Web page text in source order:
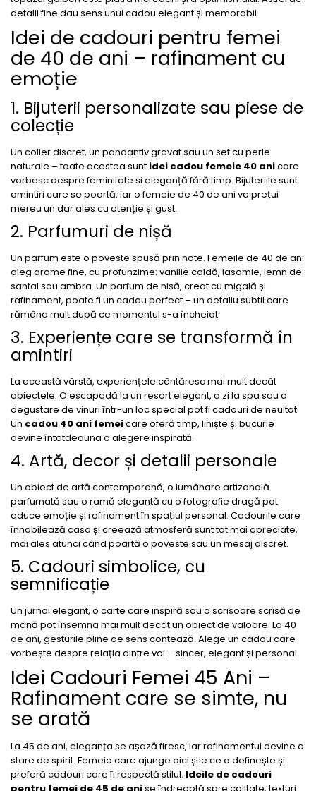
detalii fine dau sens unui cadou elegant și memorabil.
Idei de cadouri pentru femei
de 40 de ani – rafinament cu
emoție
1. Bijuterii personalizate sau piese de
colecție
Un colier discret, un pandantiv gravat sau un set cu perle
naturale – toate acestea sunt idei cadou femeie 40 anicare
vorbesc despre feminitate și eleganță fără timp. Bijuteriile sunt
amintiri care se poartă, iar o femeie de 40 de ani va prețui
mereu un dar ales cu atenție și gust.
2. Parfumuri de nișă
Un parfum este o poveste spusă prin note. Femeile de 40 de ani
aleg arome fine, cu profunzime: vanilie caldă, iasomie, lemn de
santal sau ambra. Un parfum de nișă, creat cu migală și
rafinament, poate fi un cadou perfect – un detaliu subtil care
rămâne mult după ce momentul s-a încheiat.
3. Experiențe care se transformă în
amintiri
La această vârstă, experiențele cântăresc mai mult decât
obiectele. O escapadă la un resort elegant, o zi la spa sau o
degustare de vinuri într-un loc special pot fi cadouri de neuitat.
Un cadou 40 ani femeicare oferă timp, liniște și bucurie
devine întotdeauna o alegere inspirată.
4. Artă, decor și detalii personale
Un obiect de artă contemporană, o lumânare artizanală
parfumată sau o ramă elegantă cu o fotografie dragă pot
aduce emoție și rafinament în spațiul personal. Cadourile care
înnobilează casa și creează atmosferă sunt tot mai apreciate,
mai ales atunci când poartă o poveste sau un mesaj discret.
5. Cadouri simbolice, cu
semnificație
Un jurnal elegant, o carte care inspiră sau o scrisoare scrisă de
mână pot însemna mai mult decât un obiect de valoare. La 40
de ani, gesturile pline de sens contează. Alege un cadou care
vorbește despre relația dintre voi – sincer, elegant și personal.
Idei Cadouri Femei 45 Ani –
Rafinament care se simte, nu
se arată
La 45 de ani, eleganța se așază firesc, iar rafinamentul devine o
stare de spirit. Femeia care ajunge aici știe ce o definește și
preferă cadouri care îi respectă stilul. Ideile de cadouri
pentru femei de 45 de anise îndreaptă spre calitate, texturi